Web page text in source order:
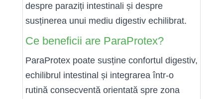
despre paraziți intestinali și despre
susținerea unui mediu digestiv echilibrat.
Ce beneficii are ParaProtex?
ParaProtex poate susține confortul digestiv,
echilibrul intestinal și integrarea într-o
rutină consecventă orientată spre zona